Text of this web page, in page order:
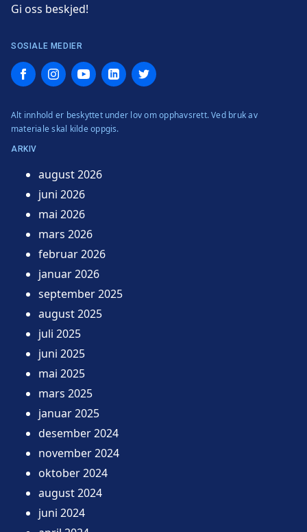
Gi oss beskjed!
SOSIALE MEDIER
FacebookInstagramYouTubeLinkedInTwitter
Alt innhold er beskyttet under lov om opphavsrett. Ved bruk av
materiale skal kilde oppgis.
ARKIV
august 2026
juni 2026
mai 2026
mars 2026
februar 2026
januar 2026
september 2025
august 2025
juli 2025
juni 2025
mai 2025
mars 2025
januar 2025
desember 2024
november 2024
oktober 2024
august 2024
juni 2024